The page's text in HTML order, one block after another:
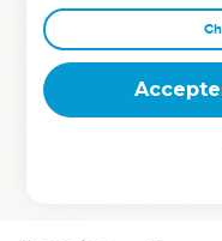
transgresses tout en
Le Juif, ce n'est pas
circoncision, ce n'est
Mais le Juif, c'est
circoncision, c'est celle